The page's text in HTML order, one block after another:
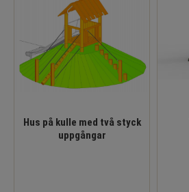
Hus på kulle med två styck
uppgångar